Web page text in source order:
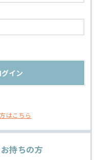
はこちら
持ちの方